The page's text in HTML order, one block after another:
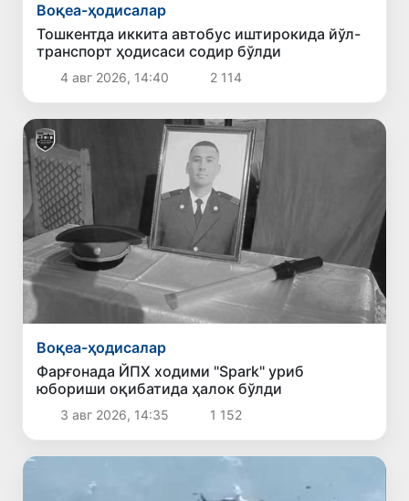
Воқеа-ҳодисалар
Тошкентда иккита автобус иштирокида йўл-
транспорт ҳодисаси содир бўлди
4 авг 2026, 14:40 2 114
Воқеа-ҳодисалар
Фарғонада ЙПХ ходими "Spark" уриб
юбориши оқибатида ҳалок бўлди
3 авг 2026, 14:35 1 152